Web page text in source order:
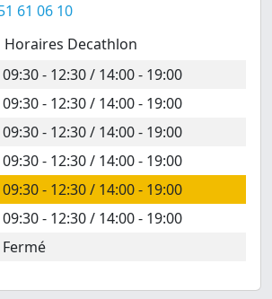
61 06 10
Horaires Decathlon
09:30 - 12:30 / 14:00 - 19:00
09:30 - 12:30 / 14:00 - 19:00
09:30 - 12:30 / 14:00 - 19:00
09:30 - 12:30 / 14:00 - 19:00
09:30 - 12:30 / 14:00 - 19:00
09:30 - 12:30 / 14:00 - 19:00
Fermé